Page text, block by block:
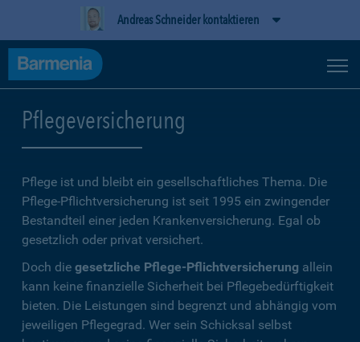
Andreas Schneider kontaktieren
Pflegeversicherung
Pflege ist und bleibt ein gesellschaftliches Thema. Die
Pflege-Pflichtversicherung ist seit 1995 ein zwingender
Bestandteil einer jeden Krankenversicherung. Egal ob
gesetzlich oder privat versichert.
Doch die gesetzliche Pflege-Pflichtversicherung allein
kann keine finanzielle Sicherheit bei Pflegebedürftigkeit
bieten. Die Leistungen sind begrenzt und abhängig vom
jeweiligen Pflegegrad. Wer sein Schicksal selbst